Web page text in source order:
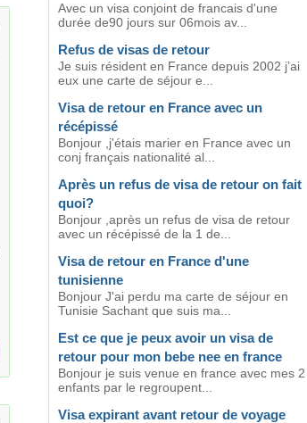
Avec un visa conjoint de francais d'une
durée de90 jours sur 06mois av...
Refus de visas de retour
Je suis résident en France depuis 2002 j’ai
eux une carte de séjour e...
Visa de retour en France avec un
récépissé
Bonjour ,j'étais marier en France avec un
conj français nationalité al...
Après un refus de visa de retour on fait
quoi?
Bonjour ,après un refus de visa de retour
avec un récépissé de la 1 de...
Visa de retour en France d'une
tunisienne
Bonjour J'ai perdu ma carte de séjour en
Tunisie Sachant que suis ma...
Est ce que je peux avoir un visa de
retour pour mon bebe nee en france
Bonjour je suis venue en france avec mes 2
enfants par le regroupent...
Visa expirant avant retour de voyage